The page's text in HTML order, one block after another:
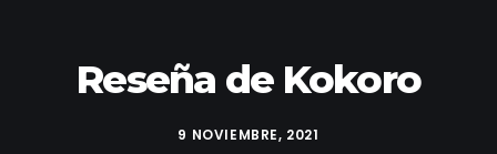
Reseña de Kokoro
9 NOVIEMBRE, 2021